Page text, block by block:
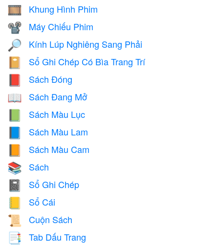
🎞️ Khung Hình Phim
📽️ Máy Chiếu Phim
🔎 Kính Lúp Nghiêng Sang Phải
📔 Sổ Ghi Chép Có Bìa Trang Trí
Sách Đóng
📖 Sách Đang Mở
Sách Màu Lục
Sách Màu Lam
Sách Màu Cam
📚 Sách
📓 Sổ Ghi Chép
📒 Sổ Cái
📜 Cuộn Sách
📑 Tab Dấu Trang